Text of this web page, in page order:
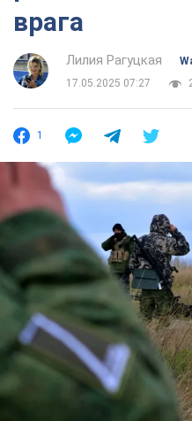
врага
Лилия Рагуцкая
17.05.2025 07:27
1